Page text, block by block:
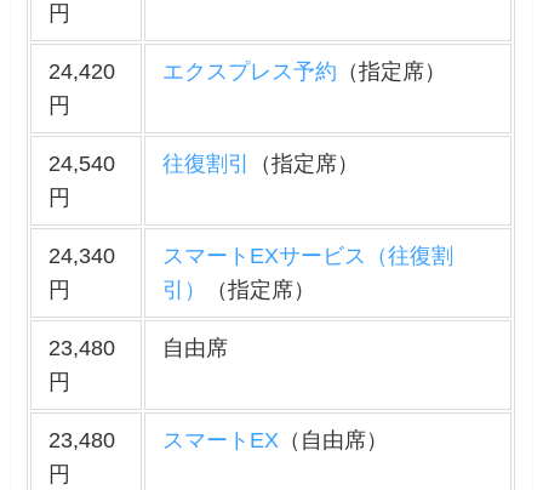
円
24,420
円
エクスプレス予約 （指定席）
24,540
円
往復割引 （指定席）
24,340
円
スマートEXサービス（往復割
引）
（指定席）
23,480
円
自由席
23,480
円
スマートEX（自由席）